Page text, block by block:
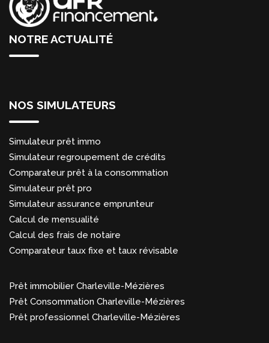
NOTRE ACTUALITÉ
NOS SIMULATEURS
Simulateur prêt immo
Simulateur regroupement de crédits
Comparateur prêt à la consommation
Simulateur prêt pro
Simulateur assurance emprunteur
Calcul de mensualité
Calcul des frais de notaire
Comparateur taux fixe et taux révisable
Prêt immobilier Charleville-Mézières
Prêt Consommation Charleville-Mézières
Prêt professionnel Charleville-Mézières